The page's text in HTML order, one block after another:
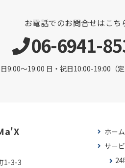
お電話でのお問合せはこち
06-6941-
9:00〜19:00 日・祝日10:00-19:00（定
1-3-3
ホーム
サー
24